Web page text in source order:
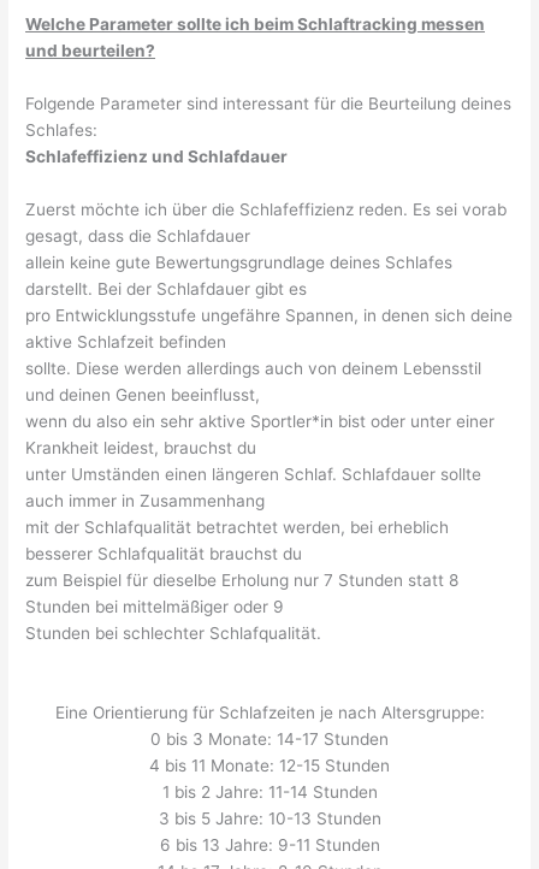
Welche Parameter sollte ich beim Schlaftracking messen
und beurteilen?
Folgende Parameter sind interessant für die Beurteilung deines
Schlafes:
Schlafeffizienz und Schlafdauer
Zuerst möchte ich über die Schlafeffizienz reden. Es sei vorab
gesagt, dass die Schlafdauer
allein keine gute Bewertungsgrundlage deines Schlafes
darstellt. Bei der Schlafdauer gibt es
pro Entwicklungsstufe ungefähre Spannen, in denen sich deine
aktive Schlafzeit befinden
sollte. Diese werden allerdings auch von deinem Lebensstil
und deinen Genen beeinflusst,
wenn du also ein sehr aktive Sportler*in bist oder unter einer
Krankheit leidest, brauchst du
unter Umständen einen längeren Schlaf. Schlafdauer sollte
auch immer in Zusammenhang
mit der Schlafqualität betrachtet werden, bei erheblich
besserer Schlafqualität brauchst du
zum Beispiel für dieselbe Erholung nur 7 Stunden statt 8
Stunden bei mittelmäßiger oder 9
Stunden bei schlechter Schlafqualität.
Eine Orientierung für Schlafzeiten je nach Altersgruppe:
0 bis 3 Monate: 14-17 Stunden
4 bis 11 Monate: 12-15 Stunden
1 bis 2 Jahre: 11-14 Stunden
3 bis 5 Jahre: 10-13 Stunden
6 bis 13 Jahre: 9-11 Stunden